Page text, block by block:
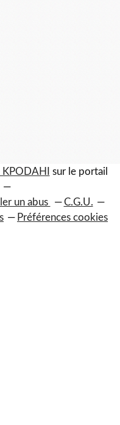
sur le portail
un abus
C.G.U.
Préférences cookies